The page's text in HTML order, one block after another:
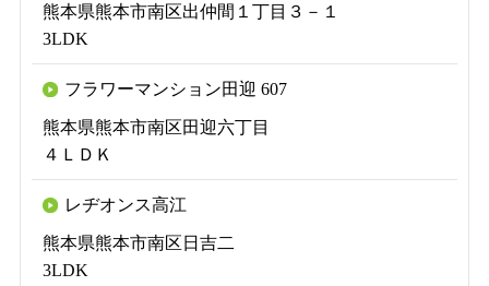
熊本県熊本市南区出仲間１丁目３－１
3LDK
フラワーマンション田迎 607
熊本県熊本市南区田迎六丁目
４ＬＤＫ
レヂオンス高江
熊本県熊本市南区日吉二
3LDK